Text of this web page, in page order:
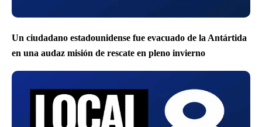
Un ciudadano estadounidense fue evacuado de la Antártida
en una audaz misión de rescate en pleno invierno